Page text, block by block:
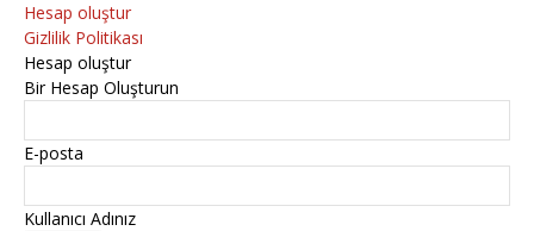
Hesap oluştur
Gizlilik Politikası
Hesap oluştur
Bir Hesap Oluşturun
E-posta
Kullanıcı Adınız